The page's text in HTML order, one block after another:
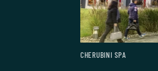
CHERUBINI SPA